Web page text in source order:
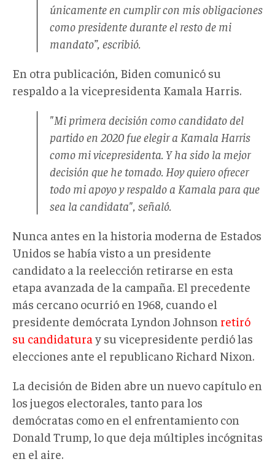
únicamente en cumplir con mis obligaciones
como presidente durante el resto de mi
mandato”, escribió.
En otra publicación, Biden comunicó su
respaldo a la vicepresidenta Kamala Harris.
"Mi primera decisión como candidato del
partido en 2020 fue elegir a Kamala Harris
como mi vicepresidenta. Y ha sido la mejor
decisión que he tomado. Hoy quiero ofrecer
todo mi apoyo y respaldo a Kamala para que
sea la candidata", señaló.
Nunca antes en la historia moderna de Estados
Unidos se había visto a un presidente
candidato a la reelección retirarse en esta
etapa avanzada de la campaña. El precedente
más cercano ocurrió en 1968, cuando el
presidente demócrata Lyndon Johnson retiró
su candidatura y su vicepresidente perdió las
elecciones ante el republicano Richard Nixon.
La decisión de Biden abre un nuevo capítulo en
los juegos electorales, tanto para los
demócratas como en el enfrentamiento con
Donald Trump, lo que deja múltiples incógnitas
en el aire.